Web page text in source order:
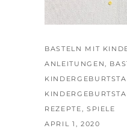
BASTELN MIT
ANLEITUNGEN,
REZEPTE, SPIELE
APRIL 1, 2020